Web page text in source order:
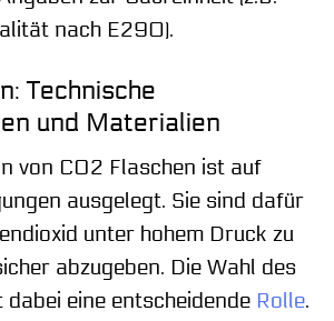
nach E290).
Technische
und Materialien
von CO2 Flaschen ist auf
ausgelegt. Sie sind dafür
unter hohem Druck zu
abzugeben. Die Wahl des
eine entscheidende Rolle.